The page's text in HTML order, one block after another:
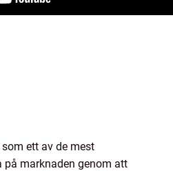
ett av de mest
marknaden genom att